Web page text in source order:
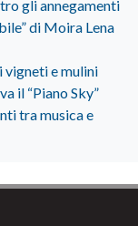
gli annegamenti
di Moira Lena
vigneti e mulini
il “Piano Sky”
tra musica e